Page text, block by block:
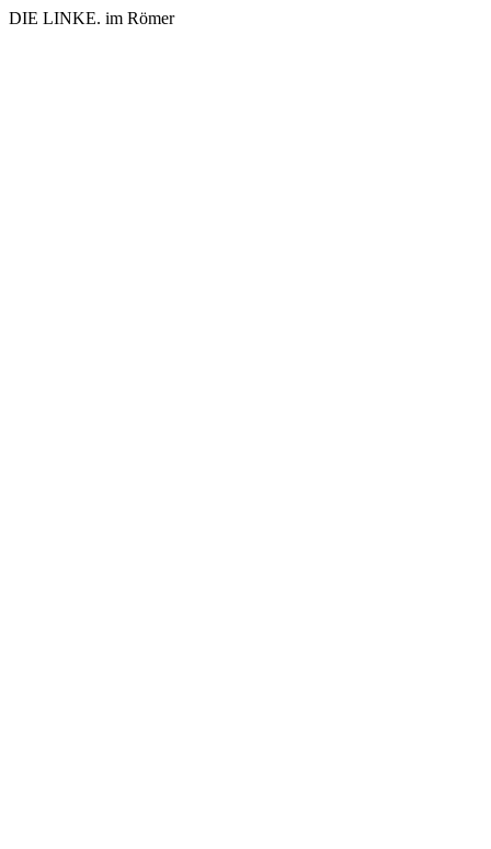
DIE LINKE. im Römer